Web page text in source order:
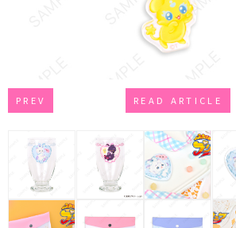
PREV READ ARTICLE